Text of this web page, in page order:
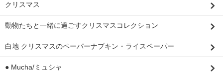
クリスマス
動物たちと一緒に過ごすクリスマスコレクション
白地 クリスマスのペーパーナプキン・ライスペーパー
● Mucha/ミュシャ